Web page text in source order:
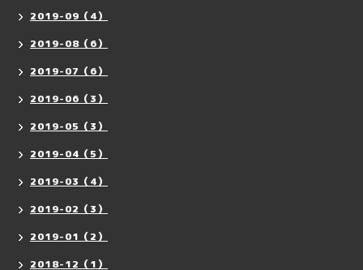
2019-09（4）
2019-08（6）
2019-07（6）
2019-06（3）
2019-05（3）
2019-04（5）
2019-03（4）
2019-02（3）
2019-01（2）
2018-12（1）